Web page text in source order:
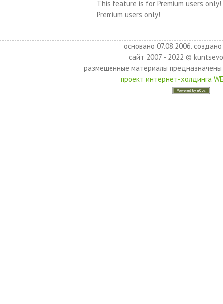
This feature is for Premium users only!
Premium users only!
основано 07.08.2006.
сайт 2007 - 2022 ©
размещенные материалы
проект интернет-холдинга